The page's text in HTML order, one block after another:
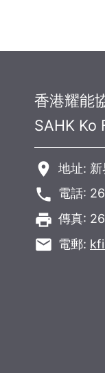
香港耀能
SAHK Ko
room 地址:
phone 電話:
local_printshop 傳真:
email 電郵: